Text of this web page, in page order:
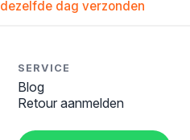
dezelfde dag verzonden
SERVICE
Blog
Retour aanmelden